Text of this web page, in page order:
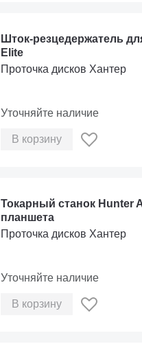
Шток-резцедержатель
Elite
Проточка дисков Хантер
Уточняйте наличие
В корзину
Токарный станок Hunter
планшета
Проточка дисков Хантер
Уточняйте наличие
В корзину